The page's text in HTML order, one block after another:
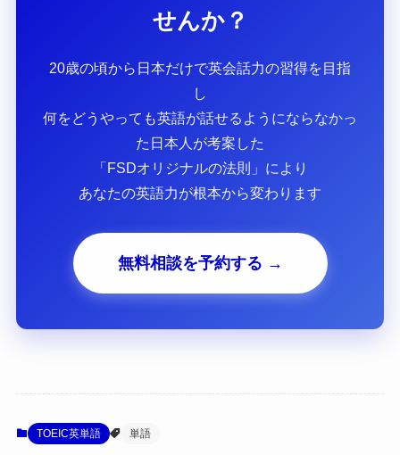
せんか？
20歳の頃から日本だけで英会話力の習得を目指
し
何をどうやっても英語が話せるようにならなかっ
た日本人が考案した
「FSDオリジナルの法則」により
あなたの英語力が根本から変わります
無料相談を予約する →
TOEIC英単語 単語